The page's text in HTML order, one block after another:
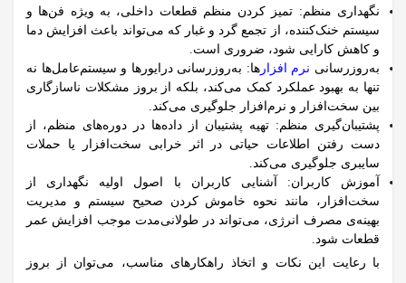
نگهداری منظم: تمیز کردن منظم قطعات داخلی، به ویژه فن‌ها و
سیستم خنک‌کننده، از تجمع گرد و غبار که می‌تواند باعث افزایش دما
و کاهش کارایی شود، ضروری است.
به‌روزرسانی نرم‌ افزارها: به‌روزرسانی درایورها و سیستم‌عامل‌ها نه
تنها به بهبود عملکرد کمک می‌کند، بلکه از بروز مشکلات ناسازگاری
بین سخت‌افزار و نرم‌افزار جلوگیری می‌کند.
پشتیبان‌گیری منظم: تهیه پشتیبان از داده‌ها در دوره‌های منظم، از
دست رفتن اطلاعات حیاتی در اثر خرابی سخت‌افزار یا حملات
سایبری جلوگیری می‌کند.
آموزش کاربران: آشنایی کاربران با اصول اولیه نگهداری از
سخت‌افزار، مانند نحوه خاموش کردن صحیح سیستم و مدیریت
بهینه‌ی مصرف انرژی، می‌تواند در طولانی‌مدت موجب افزایش عمر
قطعات شود.
با رعایت این نکات و اتخاذ راهکارهای مناسب، می‌توان از بروز